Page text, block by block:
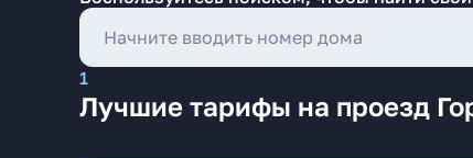
1
Лучшие тарифы на проезд